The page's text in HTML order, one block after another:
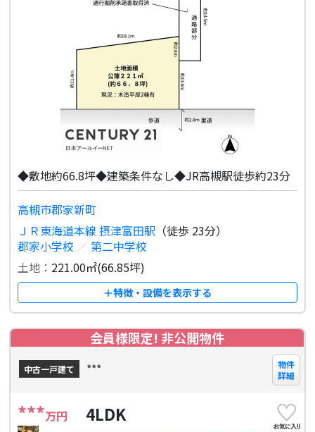
◆敷地約66.8坪◆建築条件なし◆JR高槻駅徒歩約23分
高槻市郡家新町
ＪＲ東海道本線 摂津富田駅 （徒歩 23分）
郡家小学校 ／ 第二中学校
土地： 221.00㎡(66.85坪)
＋特徴・設備を表示する
会員様限定! 非公開物件
中古一戸建て ***
物件
詳細
***万円 4LDK